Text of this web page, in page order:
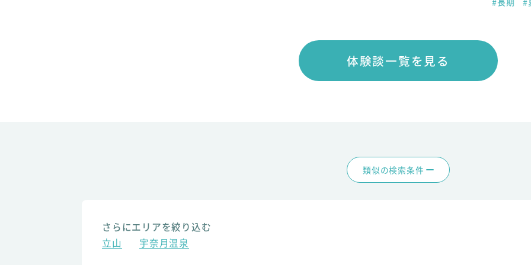
体験談一覧を見る
類似の検索条件
さらにエリアを絞り込む
立山
宇奈月温泉